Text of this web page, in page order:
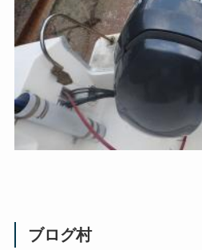
ブログ村